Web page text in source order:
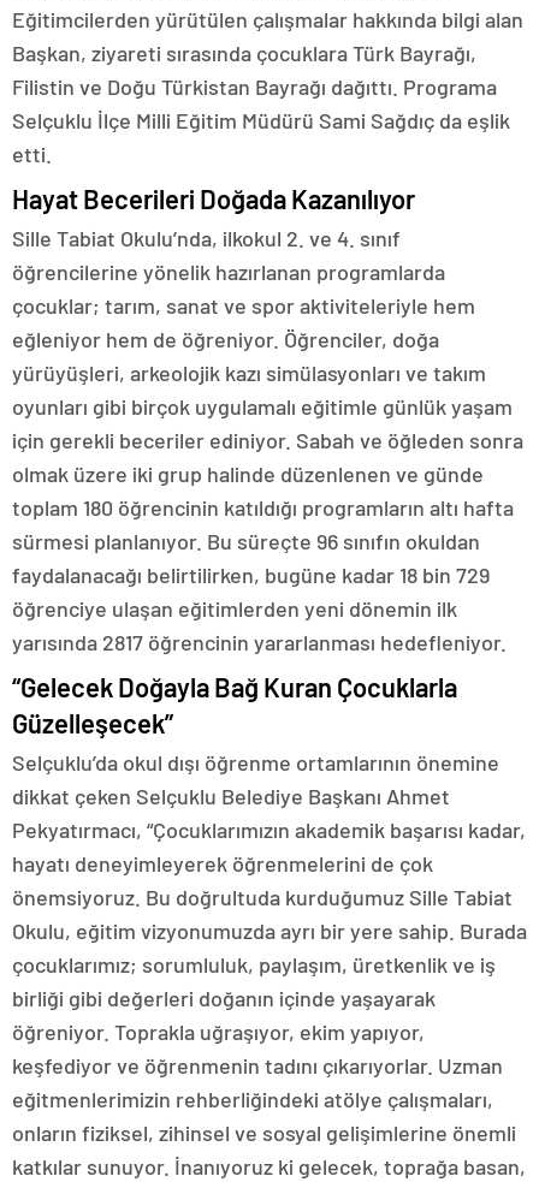
Eğitimcilerden yürütülen çalışmalar hakkında bilgi alan
Başkan, ziyareti sırasında çocuklara Türk Bayrağı,
Filistin ve Doğu Türkistan Bayrağı dağıttı. Programa
Selçuklu İlçe Milli Eğitim Müdürü Sami Sağdıç da eşlik
etti.
Hayat Becerileri Doğada Kazanılıyor
Sille Tabiat Okulu’nda, ilkokul 2. ve 4. sınıf
öğrencilerine yönelik hazırlanan programlarda
çocuklar; tarım, sanat ve spor aktiviteleriyle hem
eğleniyor hem de öğreniyor. Öğrenciler, doğa
yürüyüşleri, arkeolojik kazı simülasyonları ve takım
oyunları gibi birçok uygulamalı eğitimle günlük yaşam
için gerekli beceriler ediniyor. Sabah ve öğleden sonra
olmak üzere iki grup halinde düzenlenen ve günde
toplam 180 öğrencinin katıldığı programların altı hafta
sürmesi planlanıyor. Bu süreçte 96 sınıfın okuldan
faydalanacağı belirtilirken, bugüne kadar 18 bin 729
öğrenciye ulaşan eğitimlerden yeni dönemin ilk
yarısında 2817 öğrencinin yararlanması hedefleniyor.
“Gelecek Doğayla Bağ Kuran Çocuklarla
Güzelleşecek”
Selçuklu’da okul dışı öğrenme ortamlarının önemine
dikkat çeken Selçuklu Belediye Başkanı Ahmet
Pekyatırmacı, “Çocuklarımızın akademik başarısı kadar,
hayatı deneyimleyerek öğrenmelerini de çok
önemsiyoruz. Bu doğrultuda kurduğumuz Sille Tabiat
Okulu, eğitim vizyonumuzda ayrı bir yere sahip. Burada
çocuklarımız; sorumluluk, paylaşım, üretkenlik ve iş
birliği gibi değerleri doğanın içinde yaşayarak
öğreniyor. Toprakla uğraşıyor, ekim yapıyor,
keşfediyor ve öğrenmenin tadını çıkarıyorlar. Uzman
eğitmenlerimizin rehberliğindeki atölye çalışmaları,
onların fiziksel, zihinsel ve sosyal gelişimlerine önemli
katkılar sunuyor. İnanıyoruz ki gelecek, toprağa basan,